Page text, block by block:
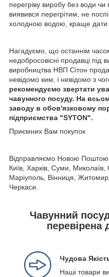
перегріву виробу без води
виявився перегрітим, не
холодною водою, краще дати
Нагадуємо, що останнім
недобросовісні продавці під
виробництва НВП Сітон
невідомо ким, і невідомо з
рекомендуємо звертати
чавунного посуду. На
заводу в обов'язковому
підприємства "SYTON".
Приємних Вам покупок
Відправляємо Новою Поштою
Київ, Харків, Суми,
Маріуполь, Вінниця,
Черкаси.
Чавунний
перевірена
Чудова
Наші товари